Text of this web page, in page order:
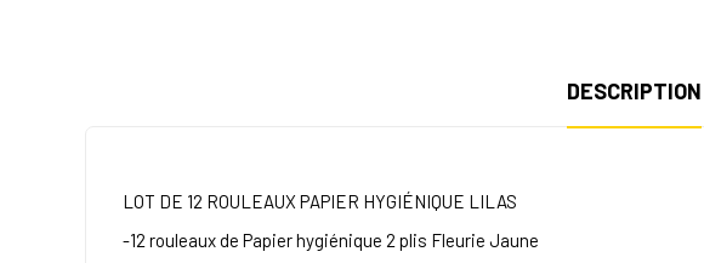
DESCRIPTION
LOT DE 12 ROULEAUX PAPIER HYGIÉNIQUE LILAS
-12 rouleaux de Papier hygiénique 2 plis Fleurie Jaune